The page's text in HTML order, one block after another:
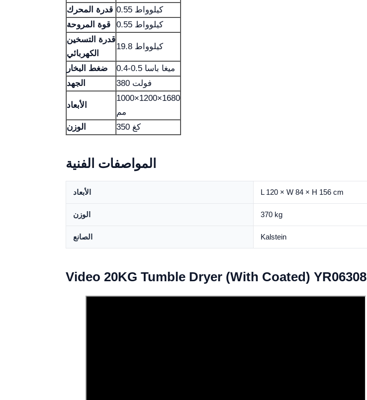
قدرة المحرك
0.55 كيلوواط
قوة المروحة
0.55 كيلوواط
قدرة التسخين
الكهربائي
19.8 كيلوواط
ضغط البخار
0.4-0.5 ميغا باسا
الجهد
380 فولت
الأبعاد
1000×1200×1680
مم
الوزن
350 كغ
المواصفات الفنية
الأبعاد L 120 × W 84 × H 156 cm
الوزن 370 kg
الصانع Kalstein
Video 20KG Tumble Dryer (With Coated) YR06308